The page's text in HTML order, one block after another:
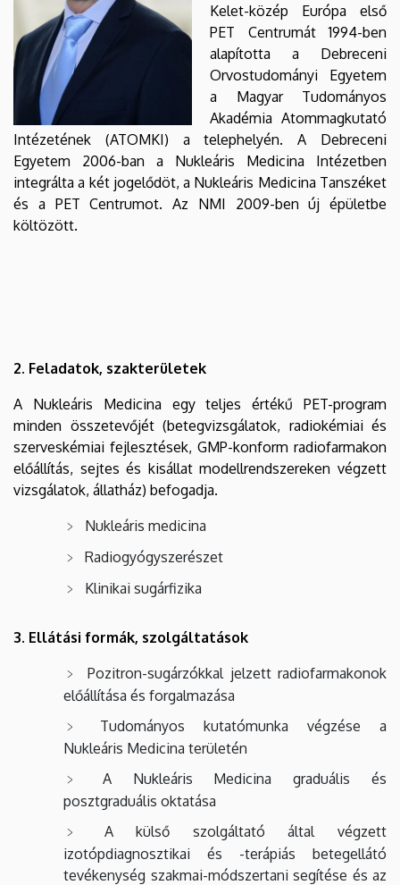
Kelet-közép Európa első
PET Centrumát 1994-ben
alapította a Debreceni
Orvostudományi Egyetem
a Magyar Tudományos
Akadémia Atommagkutató
Intézetének (ATOMKI) a telephelyén. A Debreceni
Egyetem 2006-ban a Nukleáris Medicina Intézetben
integrálta a két jogelődöt, a Nukleáris Medicina Tanszéket
és a PET Centrumot. Az NMI 2009-ben új épületbe
költözött.
2. Feladatok, szakterületek
A Nukleáris Medicina egy teljes értékű PET-program
minden összetevőjét (betegvizsgálatok, radiokémiai és
szerveskémiai fejlesztések, GMP-konform radiofarmakon
előállítás, sejtes és kisállat modellrendszereken végzett
vizsgálatok, állatház) befogadja.
Nukleáris medicina
Radiogyógyszerészet
Klinikai sugárfizika
3. Ellátási formák, szolgáltatások
Pozitron-sugárzókkal jelzett radiofarmakonok
előállítása és forgalmazása
Tudományos kutatómunka végzése a
Nukleáris Medicina területén
A Nukleáris Medicina graduális és
posztgraduális oktatása
A külső szolgáltató által végzett
izotópdiagnosztikai és -terápiás betegellátó
tevékenység szakmai-módszertani segítése és az